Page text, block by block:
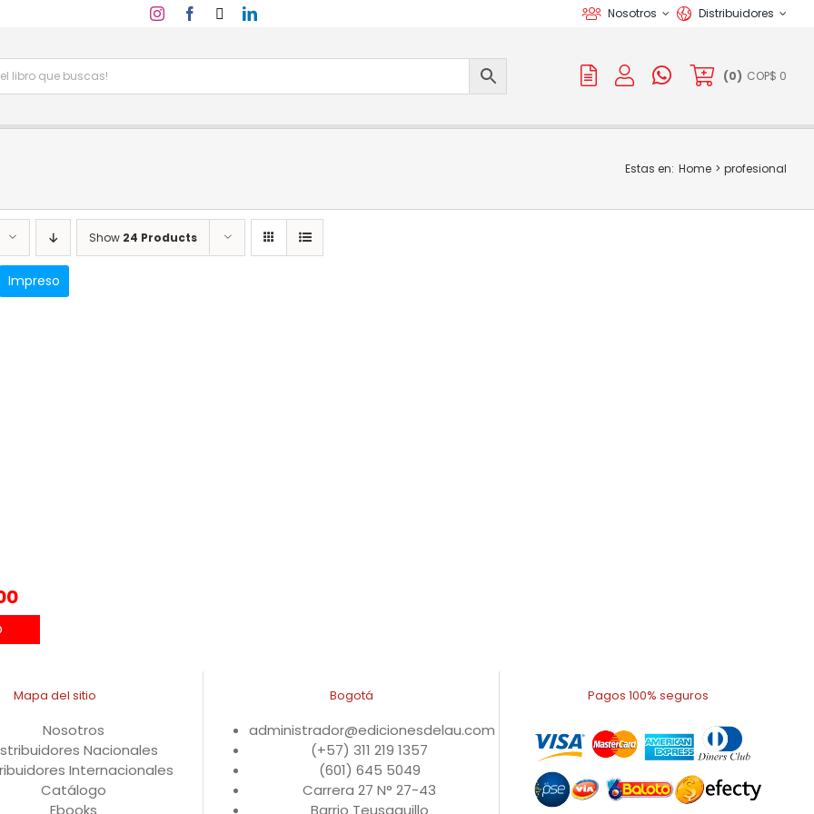
Nosotros Distribuidores
(0) COP$ 0
Estas en: Home profesional
Show 24 Products
Impreso
Mapa del sitio
Nosotros
Nacionales
Internacionales
Catálogo
Ebooks
Bogotá
administrador@edicionesdelau.com
(+57) 311 219 1357
(601) 645 5049
Carrera 27 N° 27-43
Barrio Teusaquillo
Pagos 100% seguros